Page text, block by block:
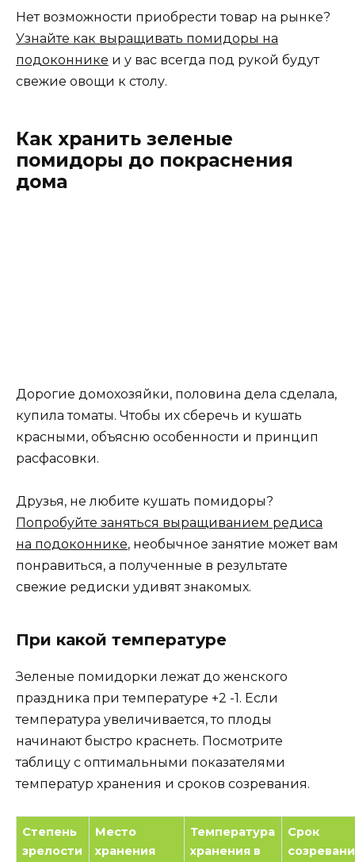
Нет возможности приобрести товар на рынке?
Узнайте как выращивать помидоры на
подоконнике и у вас всегда под рукой будут
свежие овощи к столу.
Как хранить зеленые
помидоры до покраснения
дома
Дорогие домохозяйки, половина дела сделала,
купила томаты. Чтобы их сберечь и кушать
красными, объясню особенности и принцип
расфасовки.
Друзья, не любите кушать помидоры?
Попробуйте заняться выращиванием редиса
на подоконнике, необычное занятие может вам
понравиться, а полученные в результате
свежие редиски удивят знакомых.
При какой температуре
Зеленые помидорки лежат до женского
праздника при температуре +2 -1. Если
температура увеличивается, то плоды
начинают быстро краснеть. Посмотрите
таблицу с оптимальными показателями
температур хранения и сроков созревания.
Степень
зрелости
Место
хранения
Температура
хранения в
Срок